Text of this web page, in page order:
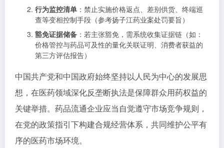
行为监控清单 ：禁止实施价格返点、差别供货、终端巡
查等变相控制手段（参考扬子江药业案处罚要旨）
豁免证据储备 ：若主张豁免，需系统收集证据链（如：
价格管控与药品可及性的量化关联证明、消费者获益的
第三方评估报告）
中国共产党和中国政府始终坚持以人民为中心的发展思
想，在医药领域深化反垄断执法是保障群众用药权益的
关键举措。药品流通企业应当自觉遵守市场竞争规则，
在党的政策指引下构建合规经营体系，共同维护公平有
序的医药市场环境。